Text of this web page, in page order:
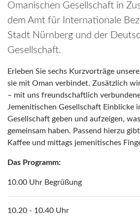
Omanischen Gesellschaft in
dem Amt für Internationale
Stadt Nürnberg und der
Gesellschaft.
Erleben Sie sechs Kurzvorträge
sie mit Oman verbindet. Zusätzlich
– mit uns freundschaftlich
Jemenitischen Gesellschaft Einblicke
Gesellschaft geben und aufzeigen,
gemeinsam haben. Passend hierzu
Kaffee und mittags jemenitisches
Das Programm:
10.00 Uhr Begrüßung
10.20 - 10.40 Uhr